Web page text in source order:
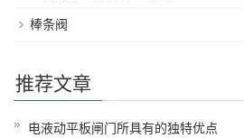
棒条阀
推荐文章
电液动平板闸门所具有的独特优点